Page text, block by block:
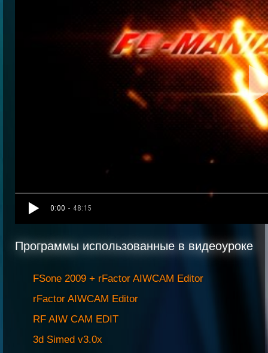
0:00 - 48:15
Программы использованные в видеоуроке
FSone 2009 + rFactor AIWCAM Editor
rFactor AIWCAM Editor
RF AIW CAM EDIT
3d Simed v3.0x